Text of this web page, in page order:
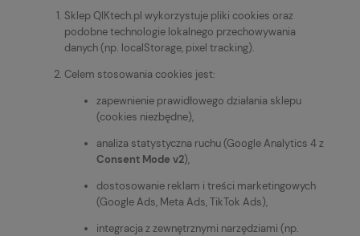
Sklep QIKtech.pl wykorzystuje pliki cookies oraz
podobne technologie lokalnego przechowywania
danych (np. localStorage, pixel tracking).
Celem stosowania cookies jest:
zapewnienie prawidłowego działania sklepu
(cookies niezbędne),
analiza statystyczna ruchu (Google Analytics 4 z
Consent Mode v2),
dostosowanie reklam i treści marketingowych
(Google Ads, Meta Ads, TikTok Ads),
integracja z zewnętrznymi narzędziami (np.